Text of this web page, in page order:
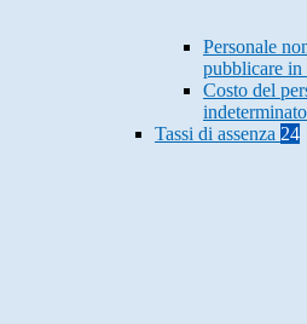
Personale
pubblicare in
Costo del
Tassi di assenza 24